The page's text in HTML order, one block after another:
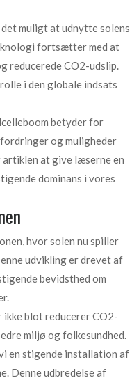
muligt at udnytte solens
fortsætter med at
reducerede CO2-udslip.
i den globale indsats
betyder for
og muligheder
artiklen at give læserne en
dominans i vores
hvor solen nu spiller
udvikling er drevet af
bevidsthed om
blot reducerer CO2-
miljø og folkesundhed.
en stigende installation af
Denne udbredelse af